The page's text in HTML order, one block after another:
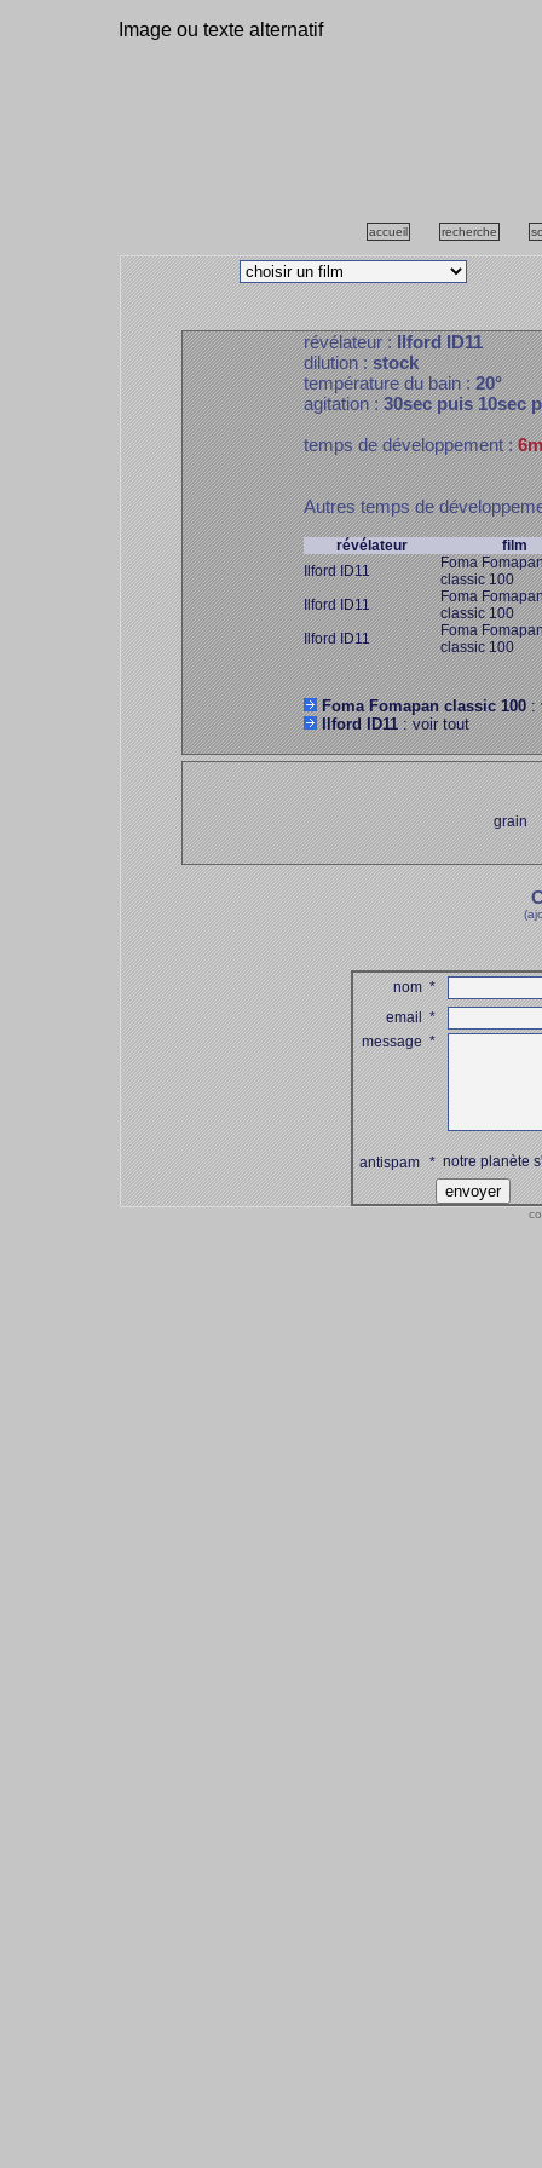
Image ou texte alternatif
accueil recherche
révélateur :Ilford ID11
dilution :stock
température du bain :20°
agitation :30sec puis 10sec
temps de développement :
Autres temps de
révélateur
film
Ilford ID11
Foma
classic 100
Ilford ID11
Foma
classic 100
Ilford ID11
Foma
classic 100
Foma Fomapan classic 100:
Ilford ID11: voir tout
grain
nom*
email*
message*
antispam *notre planète